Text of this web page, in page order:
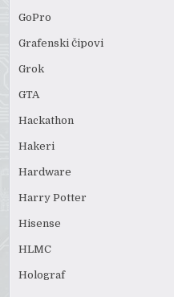
GoPro
Grafenski čipovi
Grok
GTA
Hackathon
Hakeri
Hardware
Harry Potter
Hisense
HLMC
Holograf